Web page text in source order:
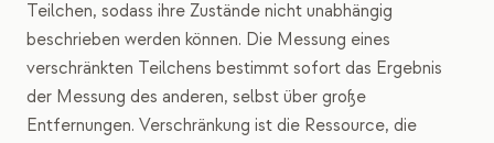
Teilchen, sodass ihre Zustände nicht unabhängig
beschrieben werden können. Die Messung eines
verschränkten Teilchens bestimmt sofort das Ergebnis
der Messung des anderen, selbst über große
Entfernungen. Verschränkung ist die Ressource, die